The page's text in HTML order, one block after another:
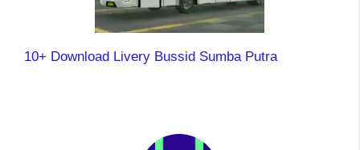
10+ Download Livery Bussid Sumba Putra